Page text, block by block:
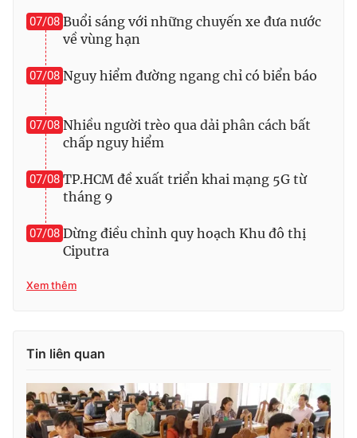
Tư vấn
Chuyên mục khác
Emagazine
Photo
Video
VTV Money
VTV Sức khoẻ Bất động sản
Thị trường 24h
VTV9 VTV8
Liên hệ tòa soạn English
07/08 Buổi sáng với những chuyến xe đưa nước
về vùng hạn
07/08 Nguy hiểm đường ngang chỉ có biển báo
07/08 Nhiều người trèo qua dải phân cách bất
chấp nguy hiểm
07/08 TP.HCM đề xuất triển khai mạng 5G từ
tháng 9
07/08 Dừng điều chỉnh quy hoạch Khu đô thị
Ciputra
Xem thêm
Tin liên quan